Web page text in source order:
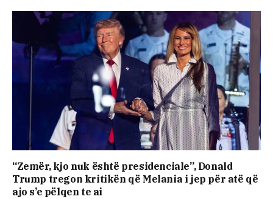
“Zemër, kjo nuk është presidenciale”, Donald
Trump tregon kritikën që Melania i jep për atë që
ajo s’e pëlqen te ai